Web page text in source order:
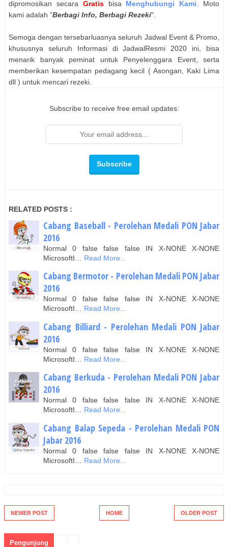
dipromosikan secara Gratisbisa Menghubungi Kami . Moto
kami adalah "Berbagi Info, Berbagi Rezeki".
Semoga dengan tersebarluasnya seluruh Jadwal Event & Promo,
khususnya seluruh Informasi di JadwalResmi 2020 ini, bisa
menarik banyak peminat untuk Penyelenggara Event, serta
memberikan kesempatan pedagang kecil ( Asongan, Kaki Lima
dll ) untuk mencari rezeki.
Subscribe to receive free email updates:
RELATED POSTS :
Cabang Baseball - Perolehan Medali PON Jabar
2016
Normal 0 false false false IN X-NONE X-NONE
MicrosoftI…
Read More...
Cabang Bermotor - Perolehan Medali PON Jabar
2016
Normal 0 false false false IN X-NONE X-NONE
MicrosoftI… Read More...
Cabang Billiard - Perolehan Medali PON Jabar
2016
Normal 0 false false false IN X-NONE X-NONE
MicrosoftI…
Read More...
Cabang Berkuda - Perolehan Medali PON Jabar
2016
Normal 0 false false false IN X-NONE X-NONE
MicrosoftI… Read More...
Cabang Balap Sepeda - Perolehan Medali PON
Jabar 2016
Normal 0 false false false IN X-NONE X-NONE
MicrosoftI…
Read More...
NEWER POST OLDER POST
HOME
Pengunjung